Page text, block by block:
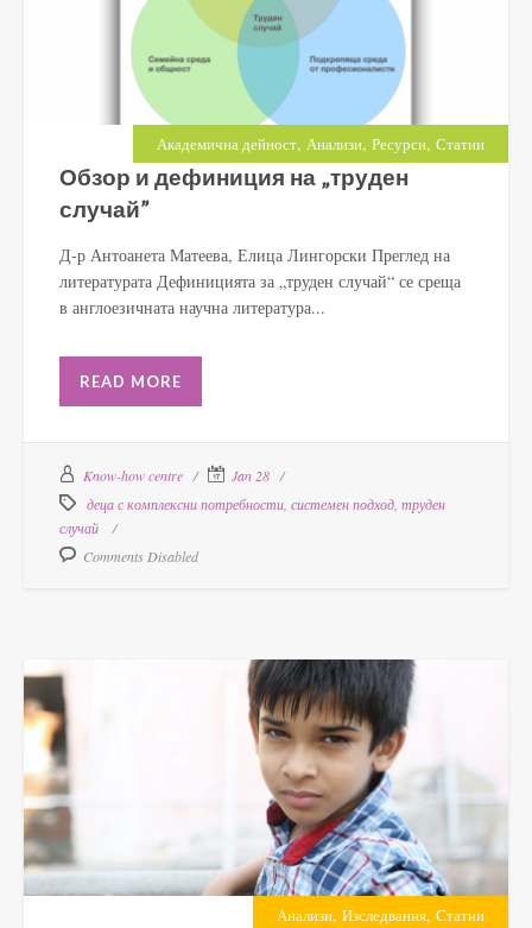
Академична дейност, Анализи, Ресурси, Статии
Обзор и дефиниция на „труден
случай”
Д-р Антоанета Матеева, Елица Лингорски Преглед на
литературата Дефиницията за „труден случай“ се среща
в англоезичната научна литература...
READ MORE
Know-how centre
Jan 28
деца с комплексни потребности системен подход труден
случай
Comments Disabled
Анализи, Изследвания, Статии